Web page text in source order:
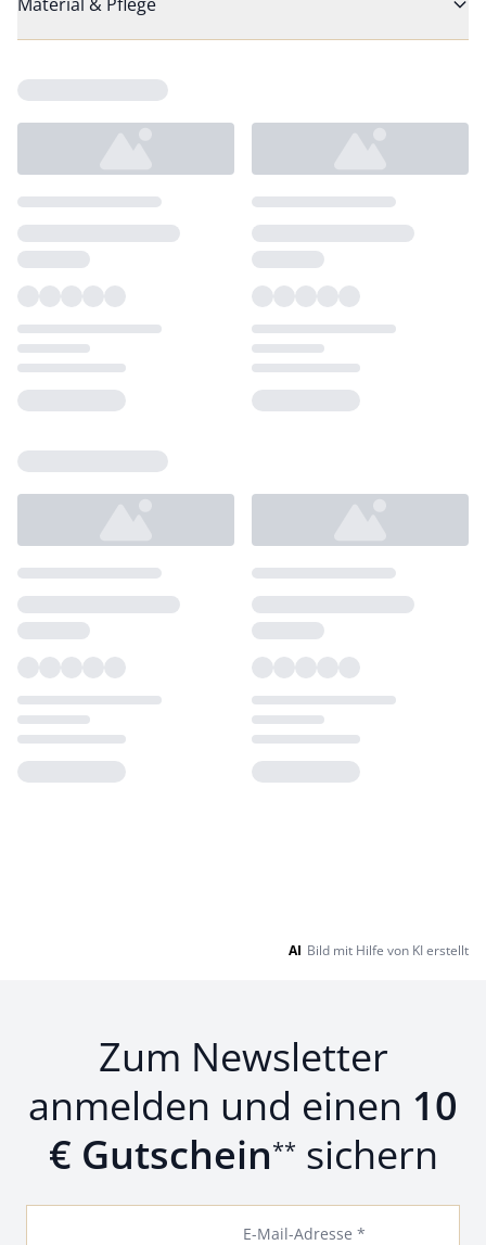
AI Bild mit Hilfe von KI erstellt
Zum Newsletter
anmelden und einen 10
€ Gutschein** sichern
E-Mail-Adresse *